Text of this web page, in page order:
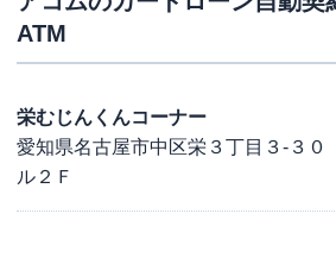
ATM
栄むじんくんコーナー
愛知県名古屋市中区栄３丁目３-３
ル２Ｆ